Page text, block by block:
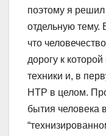
поэтому я решил
отдельную тему.
что
дорогу к
техники и, в
НТР в целом.
бытия человека